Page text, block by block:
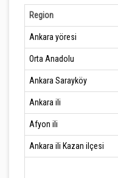
Region
Ankara yöresi
Orta Anadolu
Ankara Sarayköy
Ankara ili
Afyon ili
Ankara ili Kazan ilçesi